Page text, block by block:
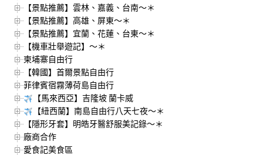
【景點推薦】雲林、嘉義、台南～＊
【景點推薦】高雄、屏東～＊
【景點推薦】宜蘭、花蓮、台東～＊
【機車壯舉遊記】～＊
柬埔寨自由行
【韓國】首爾景點自由行
菲律賓宿霧薄荷島自由行
【馬來西亞】吉隆坡 蘭卡威
【紐西蘭】南島自由行八天七夜～＊
【隱形牙套】明皓牙醫舒服美記錄～＊
廠商合作
愛食記美食區